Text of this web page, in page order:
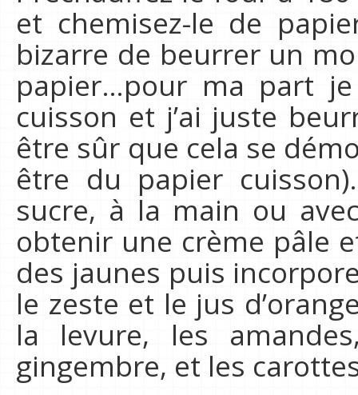
et chemisez-le de
bizarre de beurrer un
papier…pour ma part
cuisson et j’ai juste
être sûr que cela se
être du papier
sucre, à la main ou
obtenir une crème pâle
des jaunes puis
le zeste et le jus
la levure, les
gingembre, et les